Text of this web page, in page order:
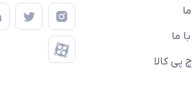
ما
پی کالا